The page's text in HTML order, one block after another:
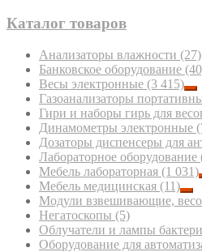
Каталог товаров
Анализаторы влажности (27)
Банковское оборудование
Весы электронные (3 415)
Газоанализаторы
Гири и наборы гирь для
Динамометры электронные
Дозаторы диспенсеры для
Лабораторное оборудование
Мебель лабораторная (1 031)
Мебель медицинская (11)
Модули взвешивающие,
Негатоскопы (5)
Облучатели и лампы
Оборудование для